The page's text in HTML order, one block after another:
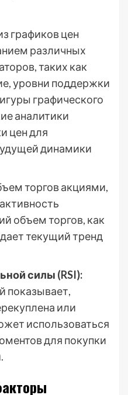
графиков цен
различных
таких как
уровни поддержки
графического
аналитики
цен для
динамики
торгов акциями,
объем торгов, как
текущий тренд
силы (RSI):
показывает,
или
использоваться
для покупки